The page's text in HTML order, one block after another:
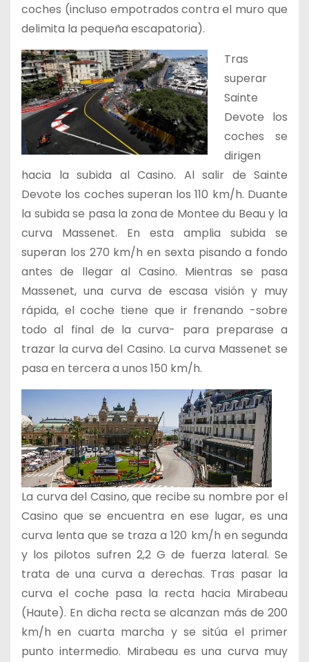
coches (incluso empotrados contra el muro que
delimita la pequeña escapatoria).
Tras
superar
Sainte
Devote los
coches se
dirigen
hacia la subida al Casino. Al salir de Sainte
Devote los coches superan los 110 km/h. Duante
la subida se pasa la zona de Montee du Beau y la
curva Massenet. En esta amplia subida se
superan los 270 km/h en sexta pisando a fondo
antes de llegar al Casino. Mientras se pasa
Massenet, una curva de escasa visión y muy
rápida, el coche tiene que ir frenando -sobre
todo al final de la curva- para preparase a
trazar la curva del Casino. La curva Massenet se
pasa en tercera a unos 150 km/h.
La curva del Casino, que recibe su nombre por el
Casino que se encuentra en ese lugar, es una
curva lenta que se traza a 120 km/h en segunda
y los pilotos sufren 2,2 G de fuerza lateral. Se
trata de una curva a derechas. Tras pasar la
curva el coche pasa la recta hacia Mirabeau
(Haute). En dicha recta se alcanzan más de 200
km/h en cuarta marcha y se sitúa el primer
punto intermedio. Mirabeau es una curva muy